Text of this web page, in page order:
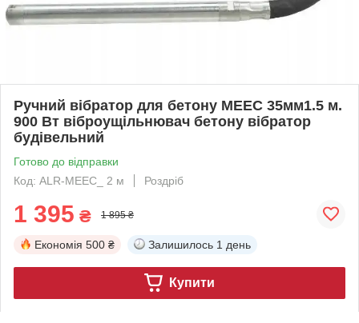
Ручний вібратор для бетону MEEC 35мм1.5 м.
900 Вт віброущільнювач бетону вібратор
будівельний
Готово до відправки
Код: ALR-MEEC_ 2 м
Роздріб
1 395 ₴ 1 895 ₴
Економія 500 ₴ Залишилось 1 день
Купити